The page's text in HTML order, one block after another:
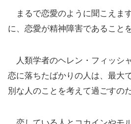
まるで恋愛のように聞こえま
に、恋愛が精神障害であること
人類学者のヘレン・フィッシ
恋に落ちたばかりの人は、最大
別な人のことを考えて過ごすの